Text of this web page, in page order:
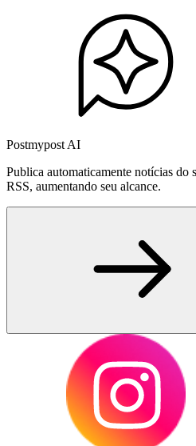
Postmypost AI
Publica automaticamente notícias do
RSS, aumentando seu alcance.